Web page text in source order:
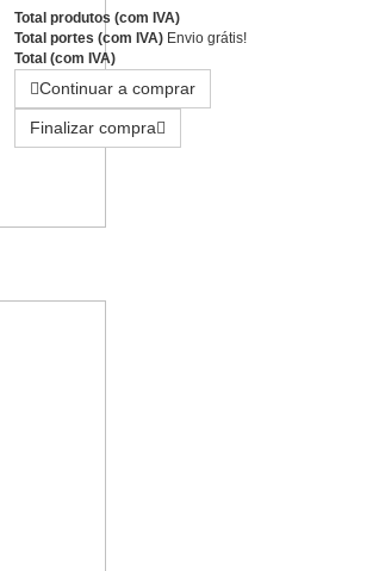
Total produtos (com IVA)
Total portes (com IVA) Envio grátis!
Total (com IVA)
Continuar a comprar
Finalizar compra